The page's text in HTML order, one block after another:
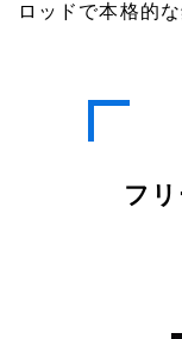
ロッドで本格的
フ